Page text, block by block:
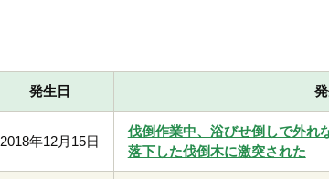
発生日
2018年12月15日
伐倒作業中、浴びせ倒しで外れ
落下した伐倒木に激突された